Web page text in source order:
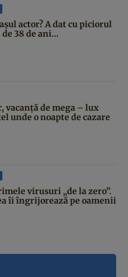
actor? A dat cu piciorul
38 de ani...
vacanță de mega – lux
unde o noapte de cazare
virusuri „de la zero”.
îi îngrijorează pe oamenii